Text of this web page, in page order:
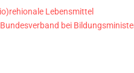
Lebensmittel
bei